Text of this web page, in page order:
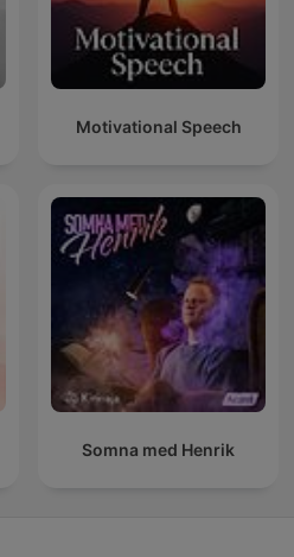
Motivational Speech
Somna med Henrik